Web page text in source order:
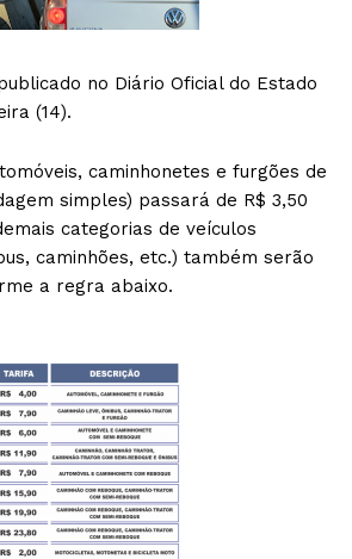
no Diário Oficial do Estado
(14).
caminhonetes e furgões de
simples) passará de R$ 3,50
categorias de veículos
caminhões, etc.) também serão
a regra abaixo.​